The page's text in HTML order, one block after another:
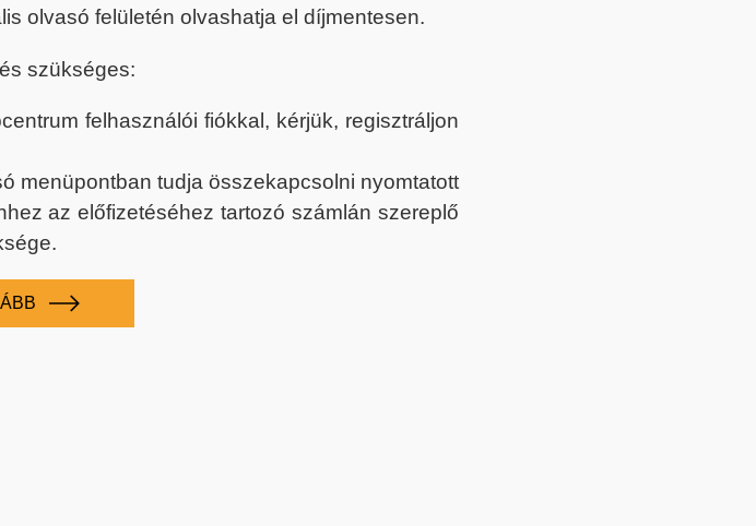
olvasó felületén olvashatja el díjmentesen.
szükséges:
felhasználói fiókkal, kérjük, regisztráljon
menüpontban tudja összekapcsolni nyomtatott
az előfizetéséhez tartozó számlán szereplő